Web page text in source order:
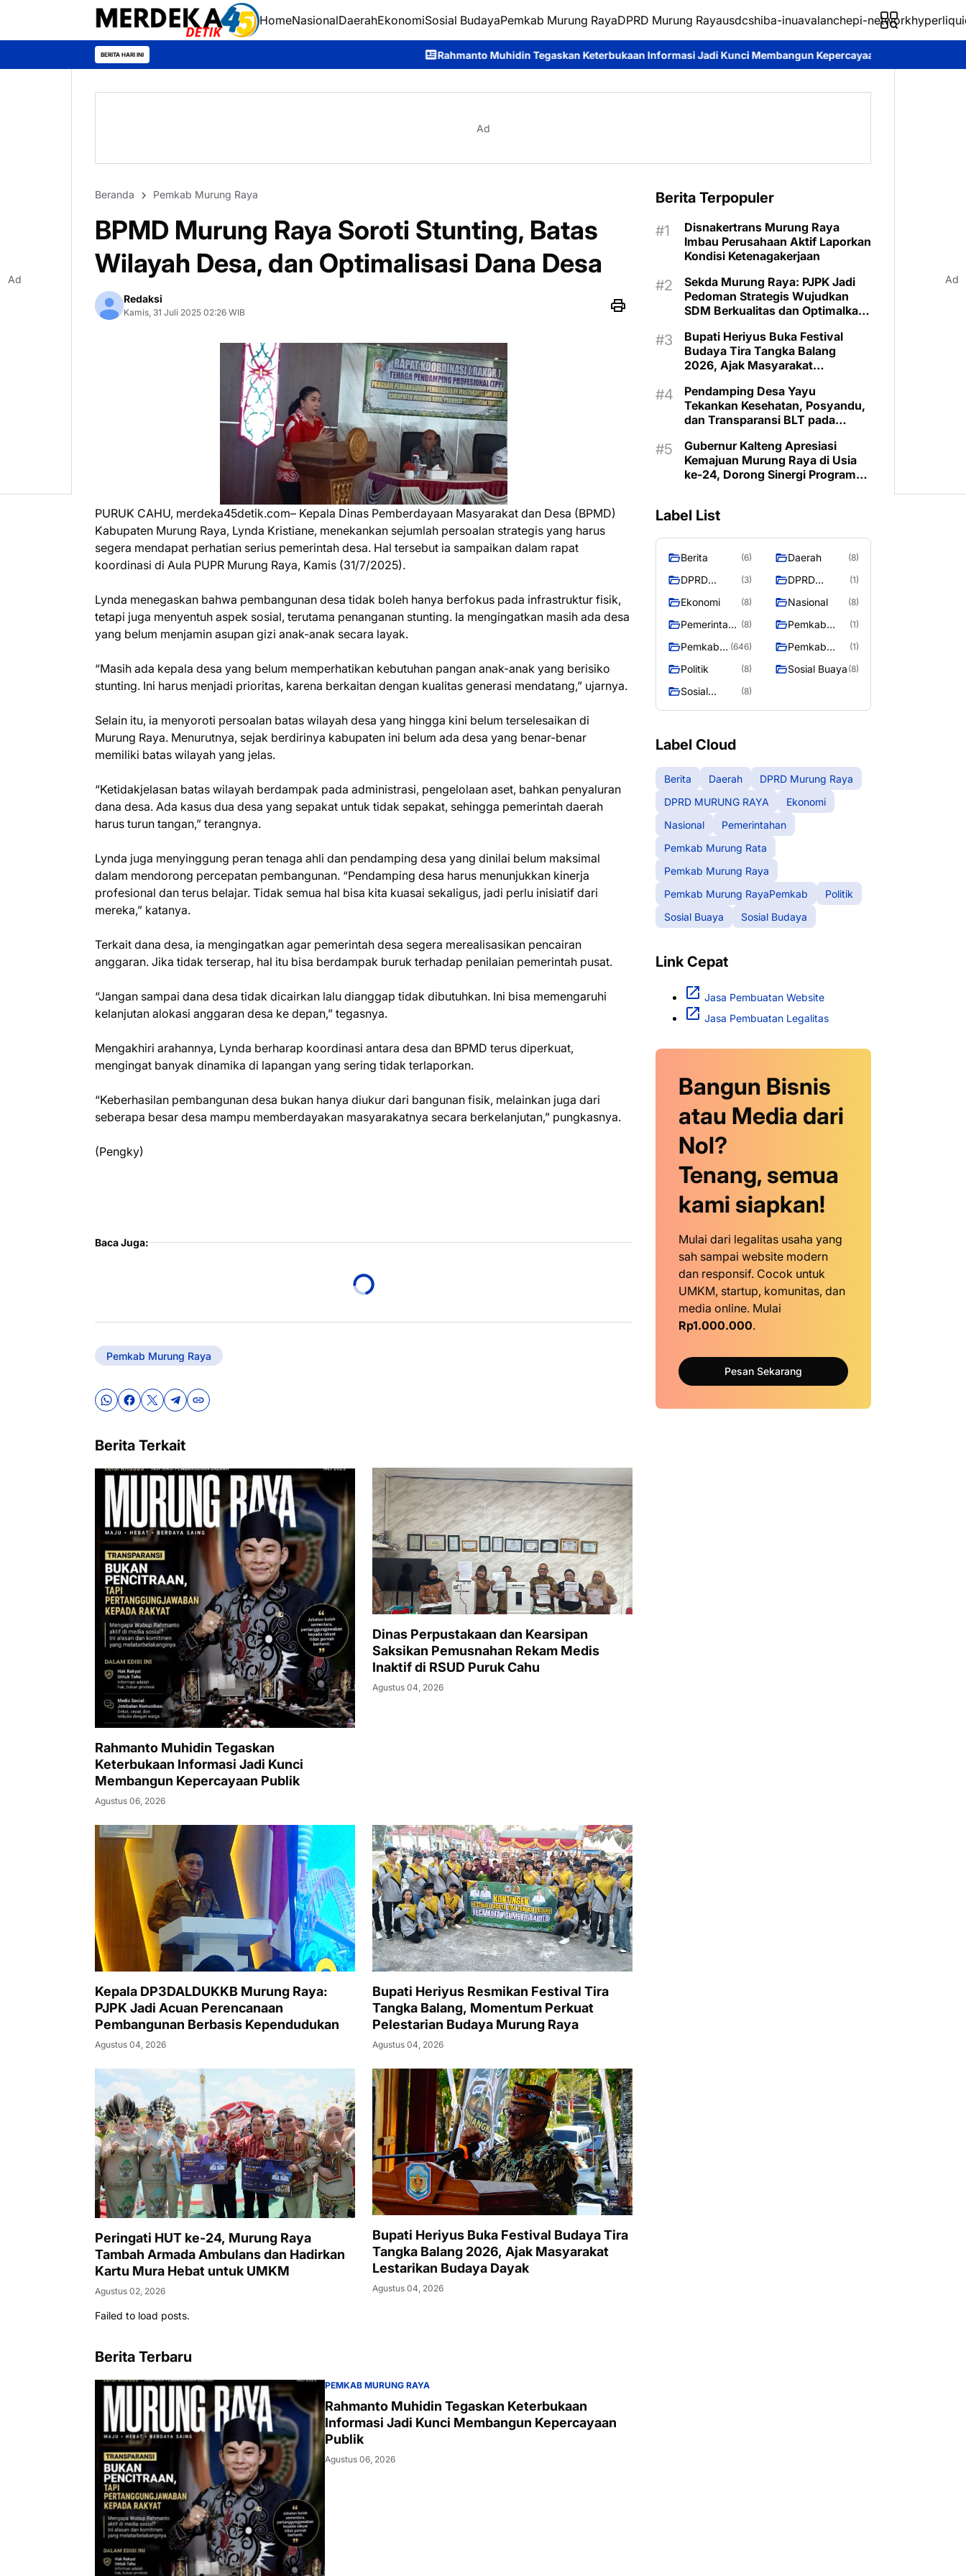
HomeNasionalDaerahEkonomiSosial BudayaPemkab Murung RayaDPRD Murung Rayausdcshiba-inuavalanchepi-network
BERITA HARI INI Rahmanto Muhidin Tegaskan Keterbukaan Informasi Jadi Kunci Membangun Kepercayaan Publik Pemkab Murung Raya Tetapkan
Ad
Beranda Pemkab Murung Raya
BPMD Murung Raya Soroti Stunting, Batas
Wilayah Desa, dan Optimalisasi Dana Desa
Redaksi
Kamis, 31 Juli 2025 02:26 WIB
PURUK CAHU, merdeka45detik.com– Kepala Dinas Pemberdayaan Masyarakat dan Desa (BPMD)
Kabupaten Murung Raya, Lynda Kristiane, menekankan sejumlah persoalan strategis yang harus
segera mendapat perhatian serius pemerintah desa. Hal tersebut ia sampaikan dalam rapat
koordinasi di Aula PUPR Murung Raya, Kamis (31/7/2025).
Lynda menegaskan bahwa pembangunan desa tidak boleh hanya berfokus pada infrastruktur fisik,
tetapi juga menyentuh aspek sosial, terutama penanganan stunting. Ia mengingatkan masih ada desa
yang belum menjamin asupan gizi anak-anak secara layak.
“Masih ada kepala desa yang belum memperhatikan kebutuhan pangan anak-anak yang berisiko
stunting. Ini harus menjadi prioritas, karena berkaitan dengan kualitas generasi mendatang,” ujarnya.
Selain itu, ia menyoroti persoalan batas wilayah desa yang hingga kini belum terselesaikan di
Murung Raya. Menurutnya, sejak berdirinya kabupaten ini belum ada desa yang benar-benar
memiliki batas wilayah yang jelas.
“Ketidakjelasan batas wilayah berdampak pada administrasi, pengelolaan aset, bahkan penyaluran
dana desa. Ada kasus dua desa yang sepakat untuk tidak sepakat, sehingga pemerintah daerah
harus turun tangan,” terangnya.
Lynda juga menyinggung peran tenaga ahli dan pendamping desa yang dinilai belum maksimal
dalam mendorong percepatan pembangunan. “Pendamping desa harus menunjukkan kinerja
profesional dan terus belajar. Tidak semua hal bisa kita kuasai sekaligus, jadi perlu inisiatif dari
mereka,” katanya.
Terkait dana desa, ia mengingatkan agar pemerintah desa segera merealisasikan pencairan
anggaran. Jika tidak terserap, hal itu bisa berdampak buruk terhadap penilaian pemerintah pusat.
“Jangan sampai dana desa tidak dicairkan lalu dianggap tidak dibutuhkan. Ini bisa memengaruhi
kelanjutan alokasi anggaran desa ke depan,” tegasnya.
Mengakhiri arahannya, Lynda berharap koordinasi antara desa dan BPMD terus diperkuat,
mengingat banyak dinamika di lapangan yang sering tidak terlaporkan.
“Keberhasilan pembangunan desa bukan hanya diukur dari bangunan fisik, melainkan juga dari
seberapa besar desa mampu memberdayakan masyarakatnya secara berkelanjutan,” pungkasnya.
(Pengky)
Baca Juga:
Pemkab Murung Raya
Berita Terkait
Rahmanto Muhidin Tegaskan
Keterbukaan Informasi Jadi Kunci
Membangun Kepercayaan Publik
Agustus 06, 2026
Dinas Perpustakaan dan Kearsipan
Saksikan Pemusnahan Rekam Medis
Inaktif di RSUD Puruk Cahu
Agustus 04, 2026
Kepala DP3DALDUKKB Murung Raya:
PJPK Jadi Acuan Perencanaan
Pembangunan Berbasis Kependudukan
Agustus 04, 2026
Bupati Heriyus Resmikan Festival Tira
Tangka Balang, Momentum Perkuat
Pelestarian Budaya Murung Raya
Agustus 04, 2026
Peringati HUT ke-24, Murung Raya
Tambah Armada Ambulans dan Hadirkan
Kartu Mura Hebat untuk UMKM
Agustus 02, 2026
Bupati Heriyus Buka Festival Budaya Tira
Tangka Balang 2026, Ajak Masyarakat
Lestarikan Budaya Dayak
Agustus 04, 2026
Failed to load posts.
Berita Terbaru
PEMKAB MURUNG RAYA
Rahmanto Muhidin Tegaskan Keterbukaan
Informasi Jadi Kunci Membangun Kepercayaan
Publik
Agustus 06, 2026
Berita Terpopuler
Disnakertrans Murung Raya
Imbau Perusahaan Aktif Laporkan
Kondisi Ketenagakerjaan
Sekda Murung Raya: PJPK Jadi
Pedoman Strategis Wujudkan
SDM Berkualitas dan Optimalkan
Bupati Heriyus Buka Festival
Budaya Tira Tangka Balang
2026, Ajak Masyarakat
Pendamping Desa Yayu
Tekankan Kesehatan, Posyandu,
dan Transparansi BLT pada
Gubernur Kalteng Apresiasi
Kemajuan Murung Raya di Usia
ke-24, Dorong Sinergi Program
Label List
Berita (6) Daerah (8)
DPRD
Raya
(3)
DPRD
RAYA
(1)
Ekonomi (8) Nasional (8)
Pemerintaha (8)
Pemkab
(1)
Pemkab
Raya
(646)
Pemkab
RayaPemka
(1)
Politik (8) Sosial Buaya (8)
Sosial
(8)
Label Cloud
Berita Daerah
DPRD Murung Raya
DPRD MURUNG RAYA
Ekonomi
Nasional
Pemerintahan
Pemkab Murung Rata
Pemkab Murung Raya
Pemkab Murung RayaPemkab
Politik
Sosial Buaya
Sosial Budaya
Link Cepat
Jasa Pembuatan Website
Jasa Pembuatan Legalitas
Bangun Bisnis
atau Media dari
Nol?
Tenang, semua
kami siapkan!
Mulai dari legalitas usaha yang
sah sampai website modern
dan responsif. Cocok untuk
UMKM, startup, komunitas, dan
media online. Mulai
Rp1.000.000.
Pesan Sekarang
Ad Ad